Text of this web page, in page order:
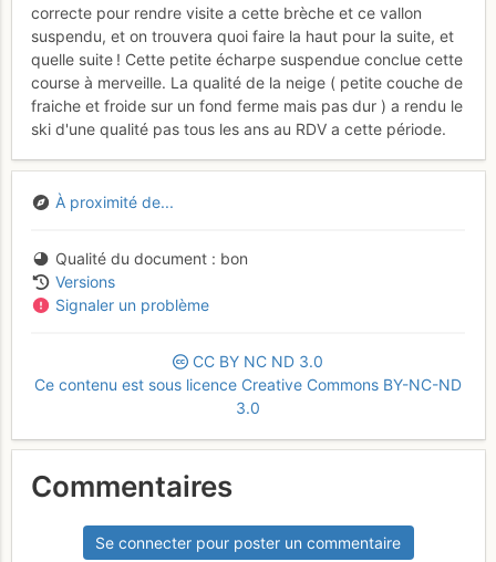
correcte pour rendre visite a cette brèche et ce vallon
suspendu, et on trouvera quoi faire la haut pour la suite, et
quelle suite ! Cette petite écharpe suspendue conclue cette
course à merveille. La qualité de la neige ( petite couche de
fraiche et froide sur un fond ferme mais pas dur ) a rendu le
ski d'une qualité pas tous les ans au RDV a cette période.
À proximité de...
Qualité du document
bon
Versions
Signaler un problème
CC BY NC ND 3.0
Ce contenu est sous licence Creative Commons BY-NC-ND
3.0
Commentaires
Se connecter pour poster un commentaire